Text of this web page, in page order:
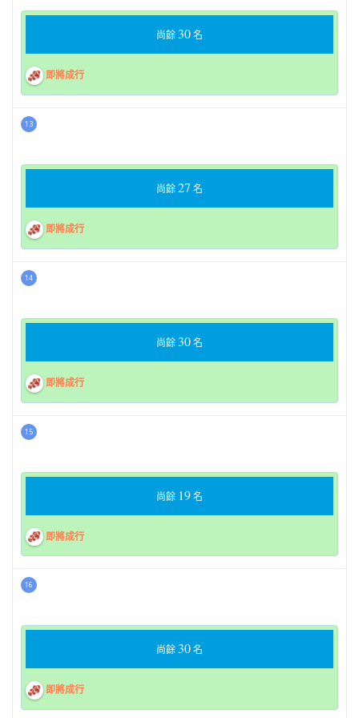
尚餘30名
即將成行
13
尚餘27 名
即將成行
14
尚餘30名
即將成行
15
尚餘 19名
即將成行
16
尚餘30名
即將成行